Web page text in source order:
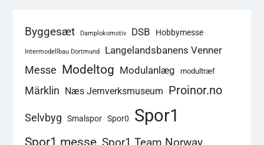
Byggesæt Damplokomotiv DSB Hobbymesse
Intermodellbau Dortmund
Langelandsbanens Venner
Messe Modeltog Modulanlæg modultræf
Märklin Næs Jernverksmuseum Proinor.no
Selvbyg Smalspor Spor0 Spor1
Spor1 messe